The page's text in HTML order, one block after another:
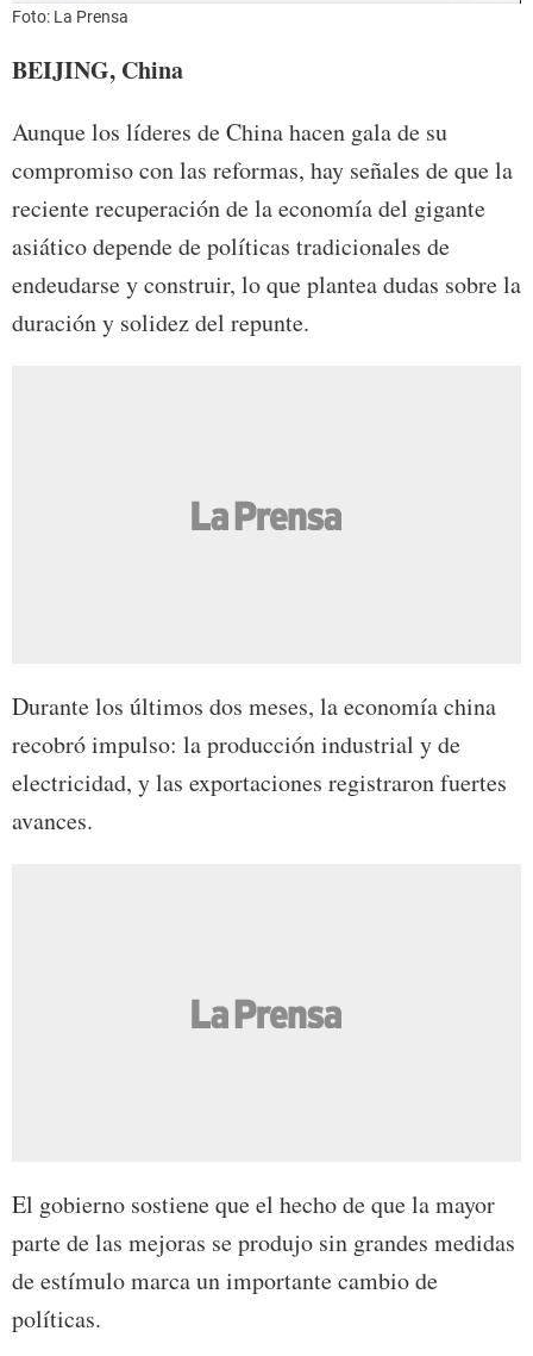
Foto: La Prensa
BEIJING, China
Aunque los líderes de China hacen gala de su
compromiso con las reformas, hay señales de que la
reciente recuperación de la economía del gigante
asiático depende de políticas tradicionales de
endeudarse y construir, lo que plantea dudas sobre la
duración y solidez del repunte.
Durante los últimos dos meses, la economía china
recobró impulso: la producción industrial y de
electricidad, y las exportaciones registraron fuertes
avances.
El gobierno sostiene que el hecho de que la mayor
parte de las mejoras se produjo sin grandes medidas
de estímulo marca un importante cambio de
políticas.